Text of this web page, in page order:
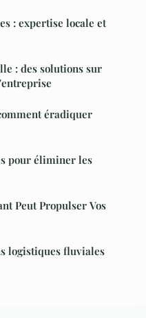
: expertise locale et
: des solutions sur
éradiquer
pour éliminer les
Peut Propulser Vos
logistiques fluviales